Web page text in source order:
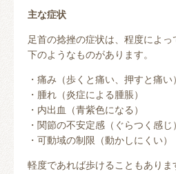
主な症状
足首の捻挫の症状は、程度によ
下のようなものがあります。
・痛み（歩くと痛い、押すと痛い）
・腫れ（炎症による腫脹）
・内出血（青紫色になる）
・関節の不安定感（ぐらつく感じ）
・可動域の制限（動かしにくい）
軽度であれば歩けることもありま